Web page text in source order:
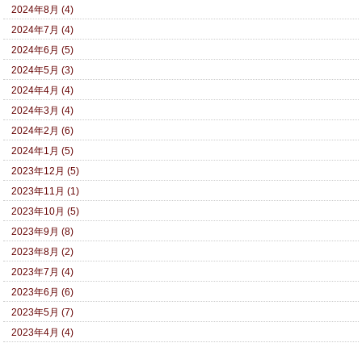
2024年8月 (4)
2024年7月 (4)
2024年6月 (5)
2024年5月 (3)
2024年4月 (4)
2024年3月 (4)
2024年2月 (6)
2024年1月 (5)
2023年12月 (5)
2023年11月 (1)
2023年10月 (5)
2023年9月 (8)
2023年8月 (2)
2023年7月 (4)
2023年6月 (6)
2023年5月 (7)
2023年4月 (4)